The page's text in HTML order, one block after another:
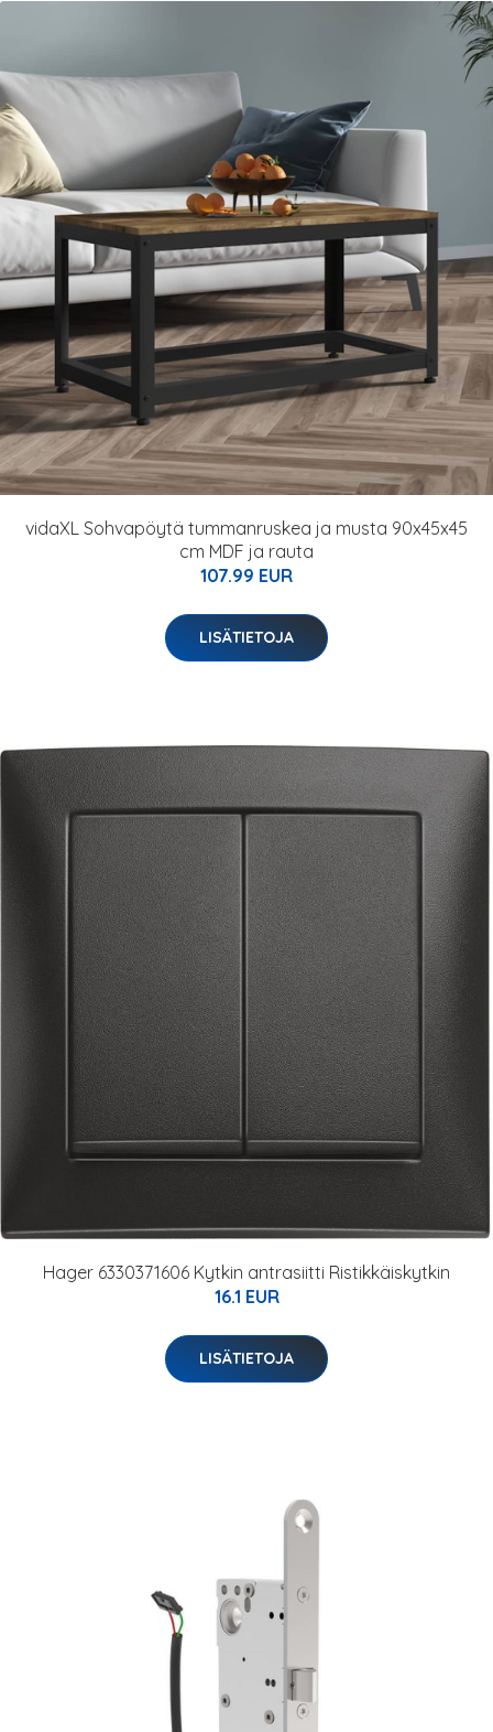
vidaXL Sohvapöytä tummanruskea ja musta 90x45x45
cm MDF ja rauta
107.99 EUR
LISÄTIETOJA
Hager 6330371606 Kytkin antrasiitti Ristikkäiskytkin
16.1 EUR
LISÄTIETOJA